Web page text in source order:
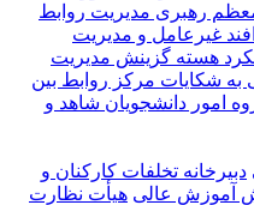
معظم رهبری مدیریت روابط
غیرعامل و مدیریت
هسته گزینش مدیریت
به شکایات مرکز روابط بین
امور دانشجویان شاهد و
دبیرخانه تخلفات کارکنان و
آموزش عالی هیأت نظارت